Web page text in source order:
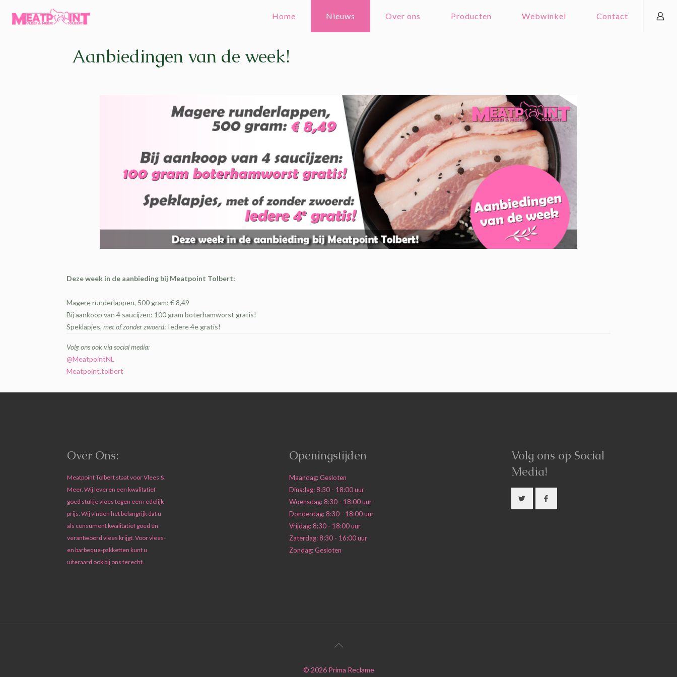
Home Nieuws Over ons Producten Webwinkel Contact
Aanbiedingen van de week!
Deze week in de aanbieding bij Meatpoint Tolbert:
Magere runderlappen, 500 gram: € 8,49
Bij aankoop van 4 saucijzen: 100 gram boterhamworst gratis!
Speklapjes,met of zonder zwoerd: Iedere 4e gratis!
Volg ons ook via social media:
@MeatpointNL
Meatpoint.tolbert
Over Ons:
Meatpoint Tolbert staat voor Vlees &
Meer. Wij leveren een kwalitatief
goed stukje vlees tegen een redelijk
prijs. Wij vinden het belangrijk dat u
als consument kwalitatief goed én
verantwoord vlees krijgt. Voor vlees-
en barbeque-pakketten kunt u
uiteraard ook bij ons terecht.
Openingstijden
Maandag: Gesloten
Dinsdag: 8:30 - 18:00 uur
Woensdag: 8:30 - 18:00 uur
Donderdag: 8:30 - 18:00 uur
Vrijdag: 8:30 - 18:00 uur
Zaterdag: 8:30 - 16:00 uur
Zondag: Gesloten
Volg ons op Social
Media!
© 2026 Prima Reclame